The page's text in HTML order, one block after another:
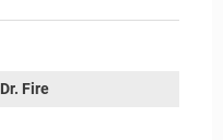
Dr. Fire